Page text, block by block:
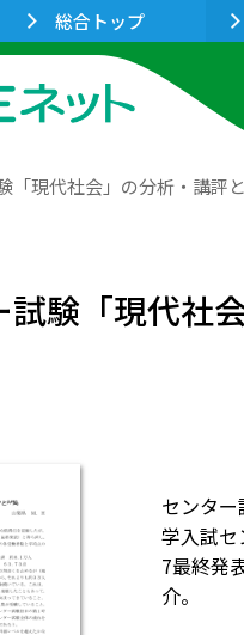
総合トップ
「現代社会」の分析・講評
験「現代社
センタ
学入試
7最終発
介。